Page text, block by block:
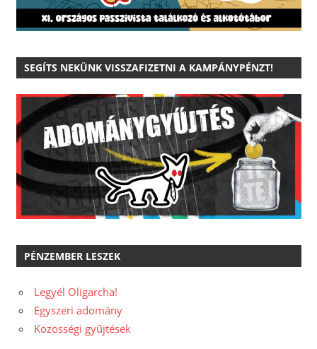
SEGÍTS NEKÜNK VISSZAFIZETNI A KAMPÁNYPÉNZT!
PÉNZEMBER LESZEK
Legyél Oligarcha!
Egyszeri adomány
Közösségi gyűjtések